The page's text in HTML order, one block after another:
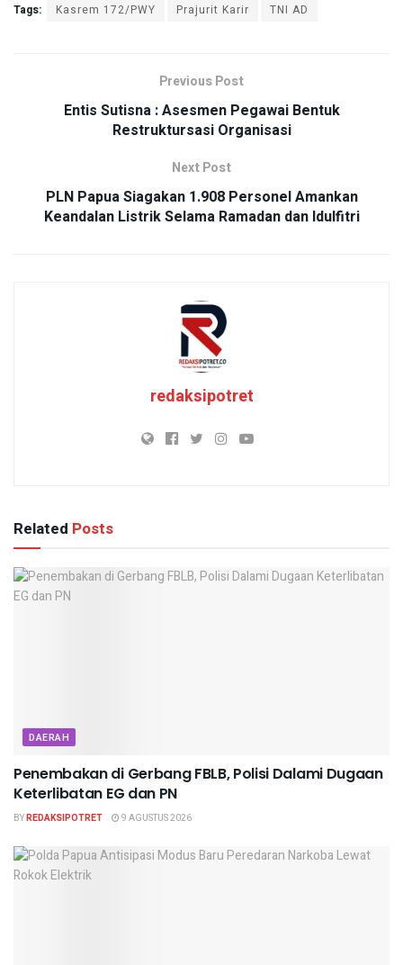
Tags: Kasrem 172/PWY Prajurit Karir TNI AD
Previous Post
Entis Sutisna : Asesmen Pegawai Bentuk
Restruktursasi Organisasi
Next Post
PLN Papua Siagakan 1.908 Personel Amankan
Keandalan Listrik Selama Ramadan dan Idulfitri
redaksipotret
Related Posts
DAERAH
Penembakan di Gerbang FBLB, Polisi Dalami Dugaan
Keterlibatan EG dan PN
BYREDAKSIPOTRET 9 AGUSTUS 2026